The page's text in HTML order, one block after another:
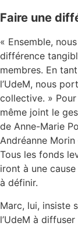
Faire une
« Ensemble,
différence
membres. En
l’UdeM, nous
collective. »
même joint le
de Anne-Marie
Andréanne Morin
Tous les fonds
iront à une
à définir.
Marc, lui, insiste
l’UdeM à